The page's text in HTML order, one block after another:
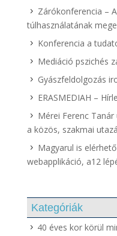
Zárókonferencia –
túlhasználatának
Konferencia a
Mediáció pszichés
Gyászfeldolgozás
ERASMEDIAH –
Mérei Ferenc
a közös, szakmai
Magyarul is
webapplikáció, a12
Kategóriák
40 éves kor körül